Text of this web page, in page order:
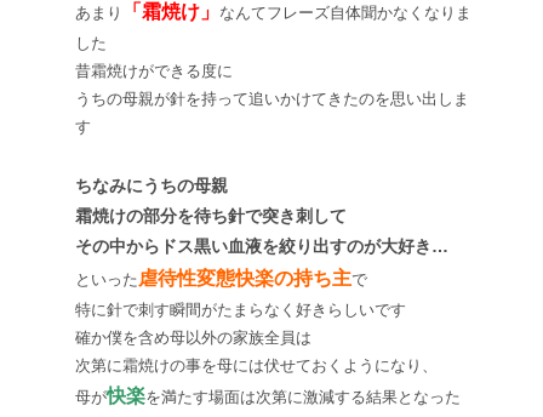
あまり
「霜焼け」 なんてフレーズ自体聞かなくなりま
した
昔霜焼けができる度に
うちの母親が針を持って追いかけてきたのを思い出しま
す
ちなみにうちの母親
霜焼けの部分を待ち針で突き刺して
その中からドス黒い血液を絞り出すのが大好き…
といった 虐待性変態快楽の持ち主で
特に針で刺す瞬間がたまらなく好きらしいです
確か僕を含め母以外の家族全員は
次第に霜焼けの事を母には伏せておくようになり、
母が快楽を満たす場面は次第に激減する結果となった